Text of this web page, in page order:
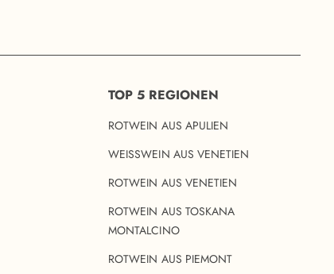
TOP 5 REGIONEN
ROTWEIN AUS APULIEN
WEISSWEIN AUS VENETIEN
ROTWEIN AUS VENETIEN
ROTWEIN AUS TOSKANA
MONTALCINO
ROTWEIN AUS PIEMONT